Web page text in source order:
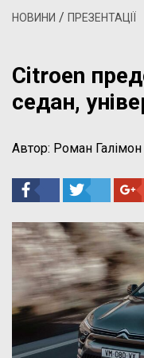
НОВИНИ / ПРЕЗЕНТАЦІЇ
Citroen
седан,
Автор: Роман Галімон